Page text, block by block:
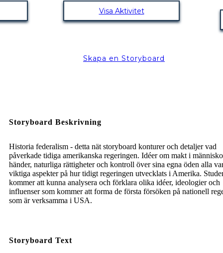
Visa Aktivitet
Skapa en Storyboard
Storyboard Beskrivning
Historia federalism - detta nät storyboard konturer och detaljer vad
påverkade tidiga amerikanska regeringen. Idéer om makt i
händer, naturliga rättigheter och kontroll över sina egna öden alla
viktiga aspekter på hur tidigt regeringen utvecklats i Amerika.
kommer att kunna analysera och förklara olika idéer, ideologier och
influenser som kommer att forma de första försöken på nationell
som är verksamma i USA.
Storyboard Text